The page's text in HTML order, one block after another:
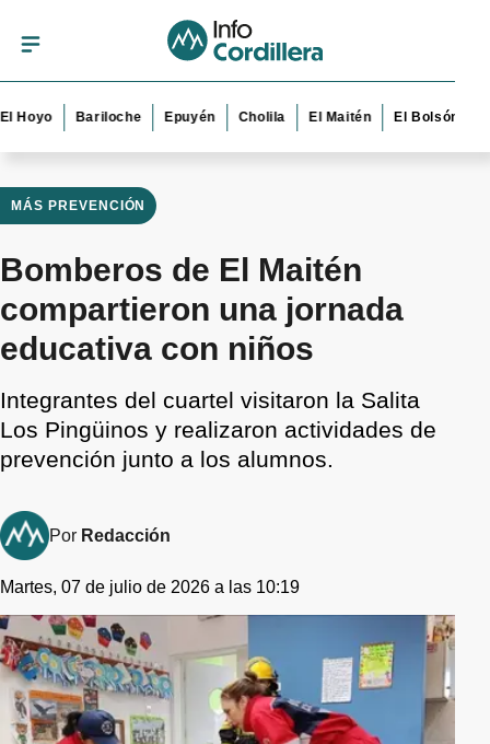
Bariloche Epuyén Cholila El Maitén El Bolsón Esquel
MÁS PREVENCIÓN
Bomberos de El Maitén
compartieron una jornada
educativa con niños
Integrantes del cuartel visitaron la Salita
Los Pingüinos y realizaron actividades de
prevención junto a los alumnos.
Por Redacción
Martes, 07 de julio de 2026 a las 10:19